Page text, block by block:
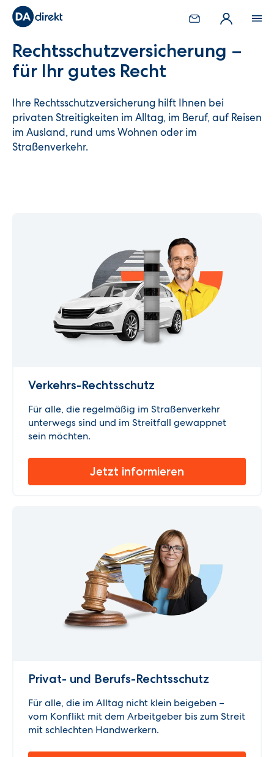
Rechtsschutz­versicherung –
für Ihr gutes Recht
Ihre Rechtsschutzversicherung hilft Ihnen bei
privaten Streitigkeiten im Alltag, im Beruf, auf Reisen
im Ausland, rund ums Wohnen oder im
Straßenverkehr.
Verkehrs-Rechtsschutz
Für alle, die regelmäßig im Straßenverkehr
unterwegs sind und im Streitfall gewappnet
sein möchten.
Jetzt informieren
Privat- und Berufs-Rechtsschutz
Für alle, die im Alltag nicht klein beigeben –
vom Konflikt mit dem Arbeitgeber bis zum Streit
mit schlechten Handwerkern.